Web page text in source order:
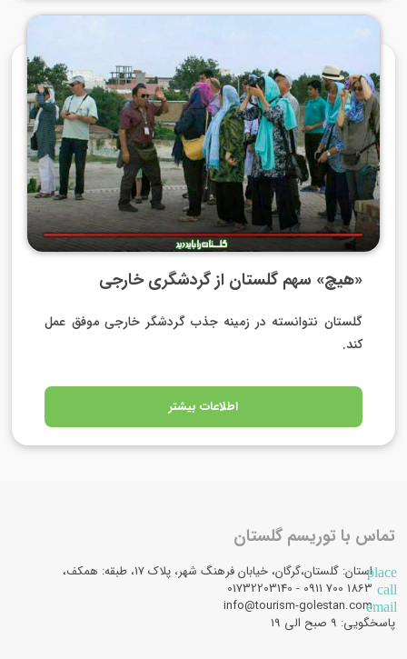
«هیچ» سهم گلستان از گردشگری خارجی
گلستان نتوانسته در زمینه جذب گردشگر خارجی موفق عمل
کند.
اطلاعات بیشتر
تماس با توریسم گلستان
placeاستان: گلستان،گرگان، خیابان فرهنگ شهر، پلاک 17، طبقه: همکف،
call
email
info@tourism-golestan.com
پاسخگویی: ۹ صبح الی 19